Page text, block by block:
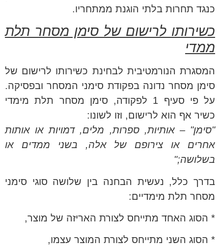
כנגד תחרות בלתי הוגנת ממתחריו.
כשירותו לרישום של סימן מסחר תלת
ממדי
המסגרת הנורמטיבית לבחינת כשירותו לרישום של
סימן מסחר נדונה בפקודת סימני המסחר ובפסיקה.
על פי סעיף 1 לפקודה, סימן מסחר תלת מימדי
כשיר אף הוא לרישום, וזו לשונו:
"סימן" – אותיות, ספרות, מלים, דמויות או אותות
אחרים או צירופם של אלה, בשני ממדים או
בשלושה;"
בדרך כלל, נעשית הבחנה בין שלושה סוגי סימני
מסחר תלת מימדיים:
* הסוג האחד מתייחס לצורת האריזה של מוצר,
* הסוג השני מתייחס לצורת המוצר עצמו,